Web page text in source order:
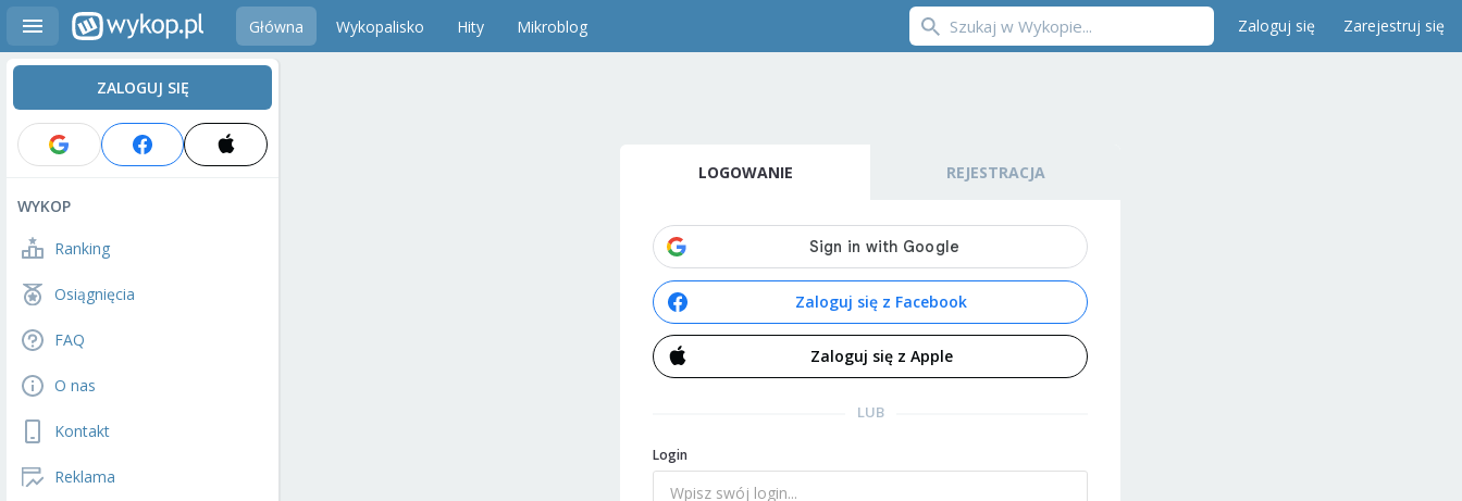
Główna Wykopalisko Hity Mikroblog Zaloguj się Zarejestruj się
ZALOGUJ SIĘ
WYKOP
Ranking
Osiągnięcia
FAQ
O nas
Kontakt
Reklama
LOGOWANIE REJESTRACJA
Zaloguj się z Facebook
Zaloguj się z Apple
LUB
Login